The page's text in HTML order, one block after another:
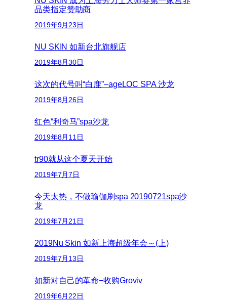
品类指定赞助商
2019年9月23日
NU SKIN 如新台北旗舰店
2019年8月30日
这次的代号叫“白鹿”–ageLOC SPA 沙龙
2019年8月26日
红色“利奇马”spa沙龙
2019年8月11日
tr90就从这个夏天开始
2019年7月7日
今天太热，不做瑜伽刷spa 20190721spa沙
龙
2019年7月21日
2019Nu Skin 如新上海超级年会～(上)
2019年7月13日
如新对自己的革命−收购Groviv
2019年6月22日